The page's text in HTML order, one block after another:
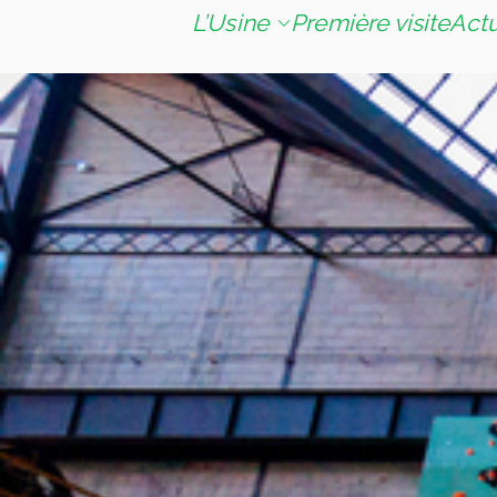
L’Usine Première visite